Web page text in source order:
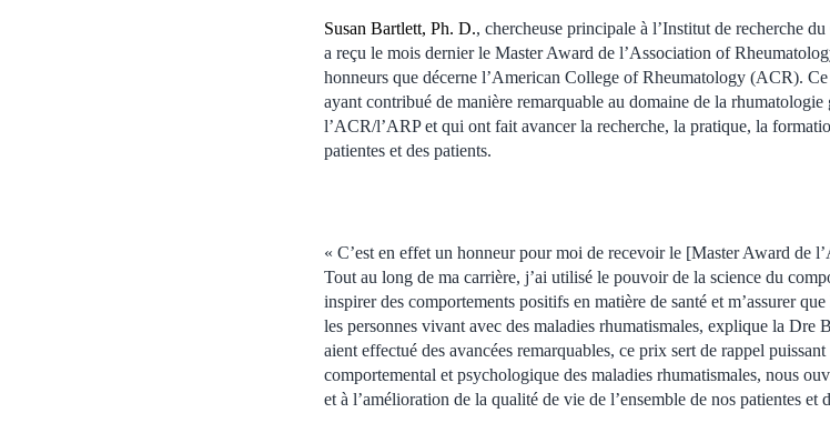
Susan Bartlett, Ph. D., chercheuse principale à l’Institut de recherche
a reçu le mois dernier le Master Award de l’Association of
honneurs que décerne l’American College of Rheumatology (ACR).
ayant contribué de manière remarquable au domaine de la
l’ACR/l’ARP et qui ont fait avancer la recherche, la pratique, la
patientes et des patients.
« C’est en effet un honneur pour moi de recevoir le [Master Award de
Tout au long de ma carrière, j’ai utilisé le pouvoir de la science du
inspirer des comportements positifs en matière de santé et m’assurer
les personnes vivant avec des maladies rhumatismales, explique la Dre
aient effectué des avancées remarquables, ce prix sert de rappel
comportemental et psychologique des maladies rhumatismales, nous
et à l’amélioration de la qualité de vie de l’ensemble de nos patientes et